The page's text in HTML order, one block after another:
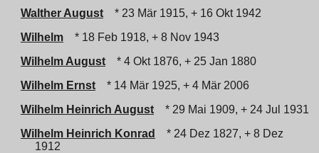
Walther August
* 23 Mär 1915, + 16 Okt 1942
Wilhelm
* 18 Feb 1918, + 8 Nov 1943
Wilhelm August
* 4 Okt 1876, + 25 Jan 1880
Wilhelm Ernst
* 14 Mär 1925, + 4 Mär 2006
Wilhelm Heinrich August
* 29 Mai 1909, + 24 Jul 1931
Wilhelm Heinrich Konrad
* 24 Dez 1827, + 8 Dez
1912